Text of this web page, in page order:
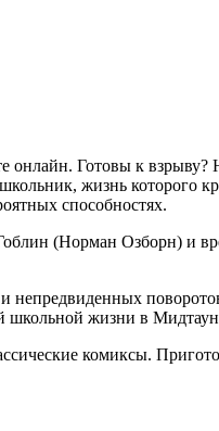
Готовы к взрыву?
жизнь которого
способностях.
(Норман Озборн) и
школьной жизни в
комиксы.